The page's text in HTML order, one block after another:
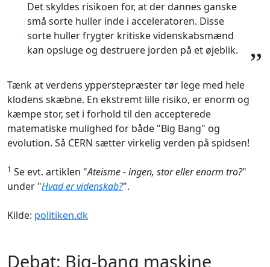
Det skyldes risikoen for, at der dannes ganske
små sorte huller inde i acceleratoren. Disse
sorte huller frygter kritiske videnskabsmænd
kan opsluge og destruere jorden på et øjeblik.
”
Tænk at verdens ypperstepræster tør lege med hele
klodens skæbne. En ekstremt lille risiko, er enorm og
kæmpe stor, set i forhold til den accepterede
matematiske mulighed for både "Big Bang" og
evolution. Så CERN sætter virkelig verden på spidsen!
1 Se evt. artiklen "Ateisme - ingen, stor eller enorm tro?"
under "Hvad er videnskab?".
Kilde: politiken.dk
Debat: Big-bang maskine